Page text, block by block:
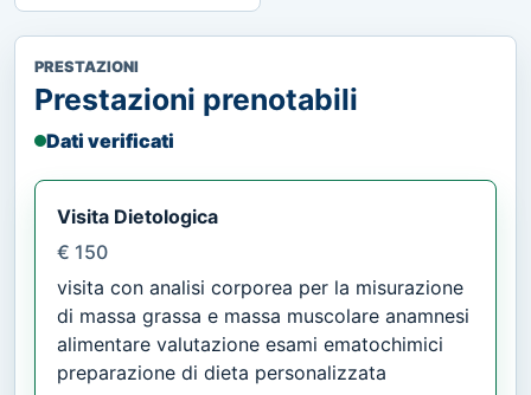
PRESTAZIONI
Prestazioni prenotabili
Dati verificati
Visita Dietologica
€ 150
visita con analisi corporea per la misurazione
di massa grassa e massa muscolare anamnesi
alimentare valutazione esami ematochimici
preparazione di dieta personalizzata